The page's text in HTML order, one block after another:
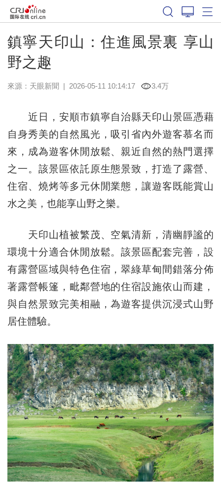
鎮寧天印山：住進風景裏 享山
野之趣
來源： 天眼新聞 | 2026-05-11 10:14:17 3.4万
近日，安順市鎮寧自治縣天印山景區憑藉
自身秀美的自然風光，吸引省內外遊客慕名而
來，成為遊客休閒放鬆、親近自然的熱門選擇
之一。該景區依託原生態景致，打造了露營、
住宿、燒烤等多元休閒業態，讓遊客既能賞山
水之美，也能享山野之樂。
天印山植被繁茂、空氣清新，清幽靜謐的
環境十分適合休閒放鬆。該景區配套完善，設
有露營區域與特色住宿，翠綠草甸間錯落分佈
著露營帳篷，毗鄰營地的住宿設施依山而建，
與自然景致完美相融，為遊客提供沉浸式山野
居住體驗。